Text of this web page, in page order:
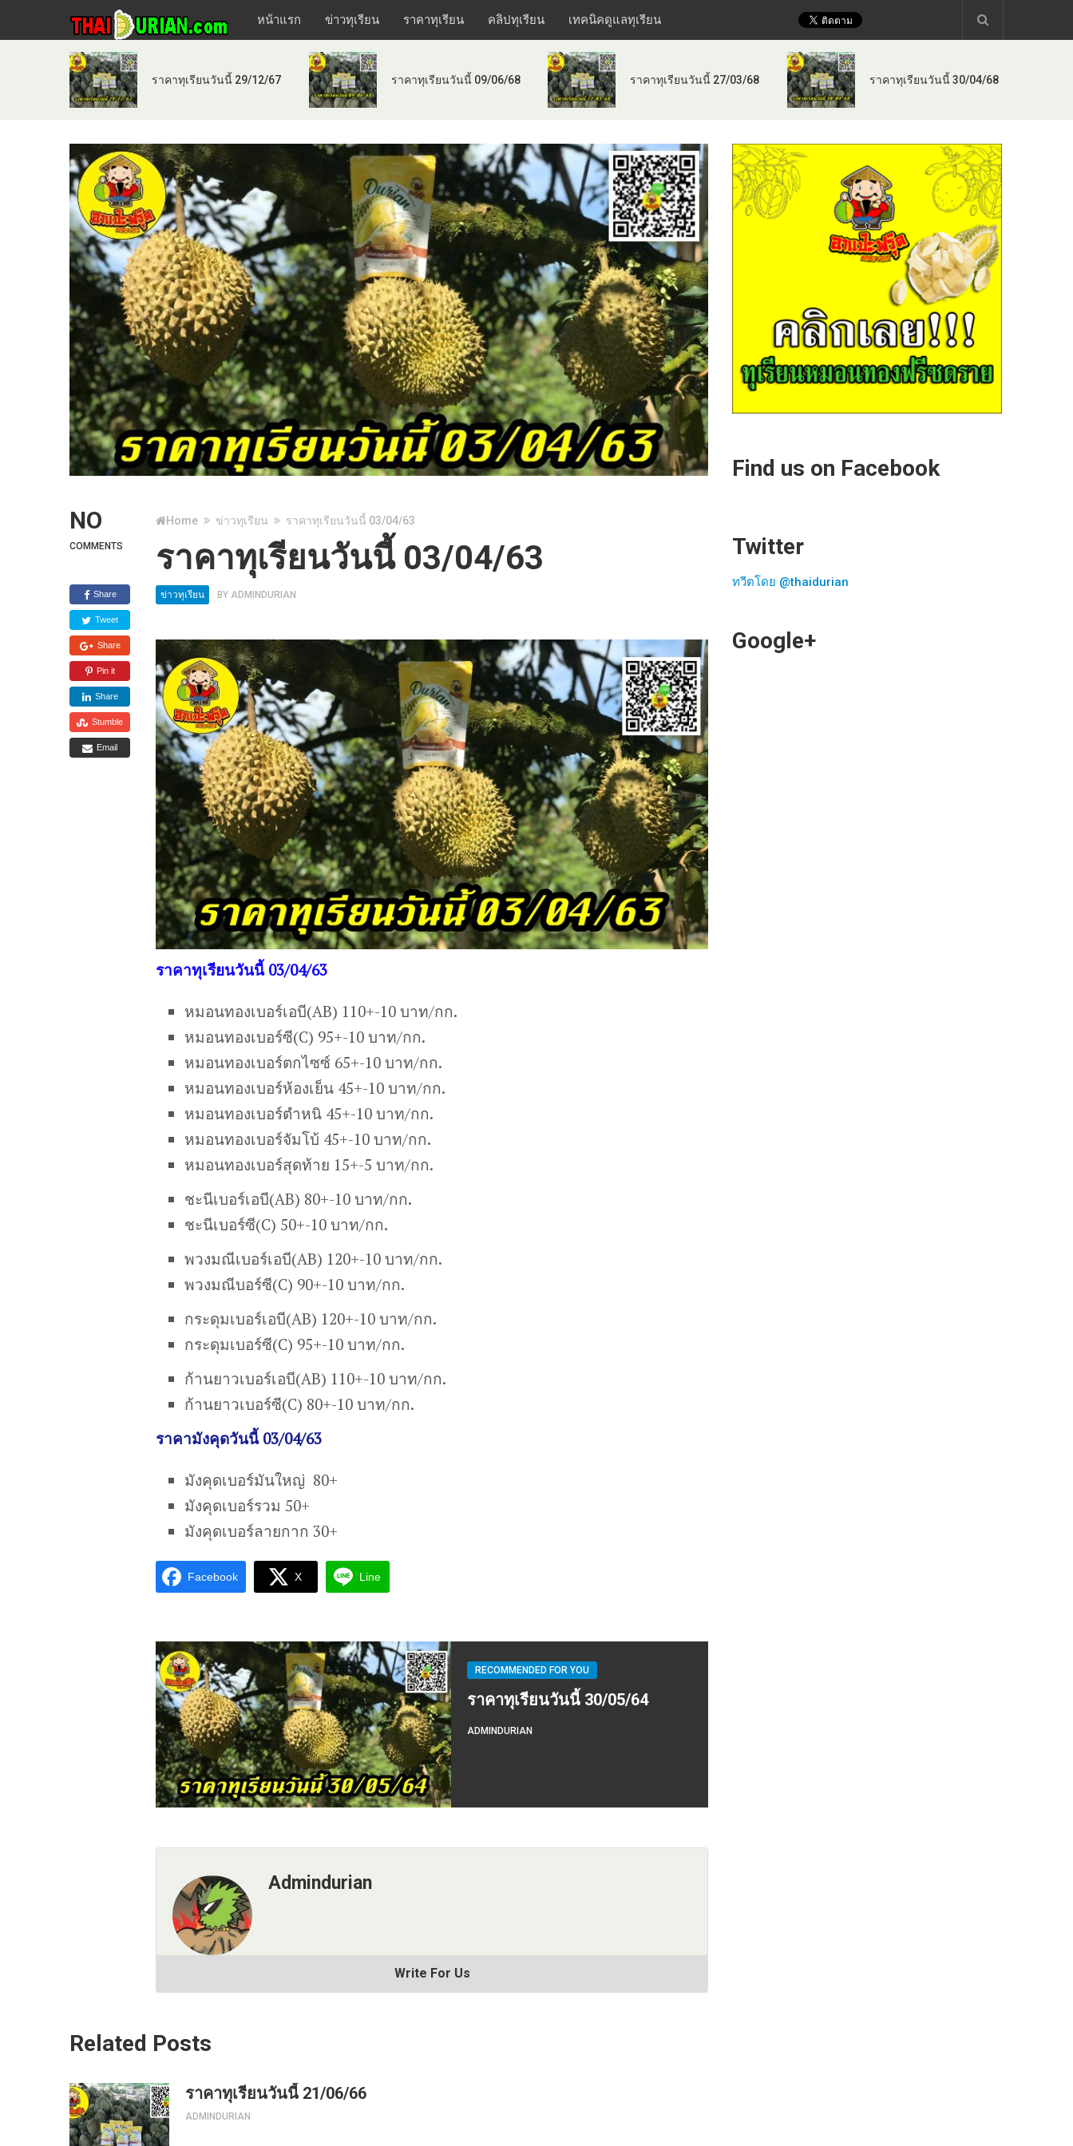
หน้าแรก ข่าวทุเรียน ราคาทุเรียน คลิปทุเรียน เทคนิคดูแลทุเรียน
ราคาทุเรียนวันนี้ 29/12/67 ราคาทุเรียนวันนี้ 09/06/68 ราคาทุเรียนวันนี้ 27/03/68 ราคาทุเรียนวันนี้ 30/04/68
NO
COMMENTS
Share
Tweet
Share
Pin it
Share
Stumble
Email
Home ข่าวทุเรียน ราคาทุเรียนวันนี้ 03/04/63
ราคาทุเรียนวันนี้ 03/04/63
ข่าวทุเรียน BY ADMINDURIAN
ราคาทุเรียนวันนี้ 03/04/63
หมอนทองเบอร์เอบี(AB) 110+-10 บาท/กก.
หมอนทองเบอร์ซี(C) 95+-10 บาท/กก.
หมอนทองเบอร์ตกไซซ์ 65+-10 บาท/กก.
หมอนทองเบอร์ห้องเย็น 45+-10 บาท/กก.
หมอนทองเบอร์ตำหนิ 45+-10 บาท/กก.
หมอนทองเบอร์จัมโบ้ 45+-10 บาท/กก.
หมอนทองเบอร์สุดท้าย 15+-5 บาท/กก.
ชะนีเบอร์เอบี(AB) 80+-10 บาท/กก.
ชะนีเบอร์ซี(C) 50+-10 บาท/กก.
พวงมณีเบอร์เอบี(AB) 120+-10 บาท/กก.
พวงมณีบอร์ซี(C) 90+-10 บาท/กก.
กระดุมเบอร์เอบี(AB) 120+-10 บาท/กก.
กระดุมเบอร์ซี(C) 95+-10 บาท/กก.
ก้านยาวเบอร์เอบี(AB) 110+-10 บาท/กก.
ก้านยาวเบอร์ซี(C) 80+-10 บาท/กก.
ราคามังคุดวันนี้ 03/04/63
มังคุดเบอร์มันใหญ่ 80+
มังคุดเบอร์รวม 50+
มังคุดเบอร์ลายกาก 30+
Facebook X Line
RECOMMENDED FOR YOU
ราคาทุเรียนวันนี้ 30/05/64
ADMINDURIAN
Admindurian
Write For Us
Related Posts
ราคาทุเรียนวันนี้ 21/06/66
ADMINDURIAN
Find us on Facebook
Twitter
ทวีตโดย @thaidurian
Google+